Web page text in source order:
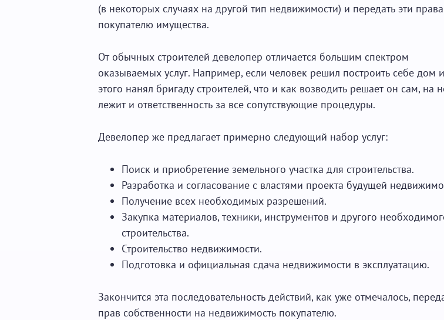
(в некоторых случаях на другой тип недвижимости) и передать эти права
покупателю имущества.
От обычных строителей девелопер отличается большим спектром
оказываемых услуг. Например, если человек решил построить себе дом
этого нанял бригаду строителей, что и как возводить решает он сам, на
лежит и ответственность за все сопутствующие процедуры.
Девелопер же предлагает примерно следующий набор услуг:
Поиск и приобретение земельного участка для строительства.
Разработка и согласование с властями проекта будущей
Получение всех необходимых разрешений.
Закупка материалов, техники, инструментов и другого
строительства.
Строительство недвижимости.
Подготовка и официальная сдача недвижимости в эксплуатацию.
Закончится эта последовательность действий, как уже отмечалось,
прав собственности на недвижимость покупателю.